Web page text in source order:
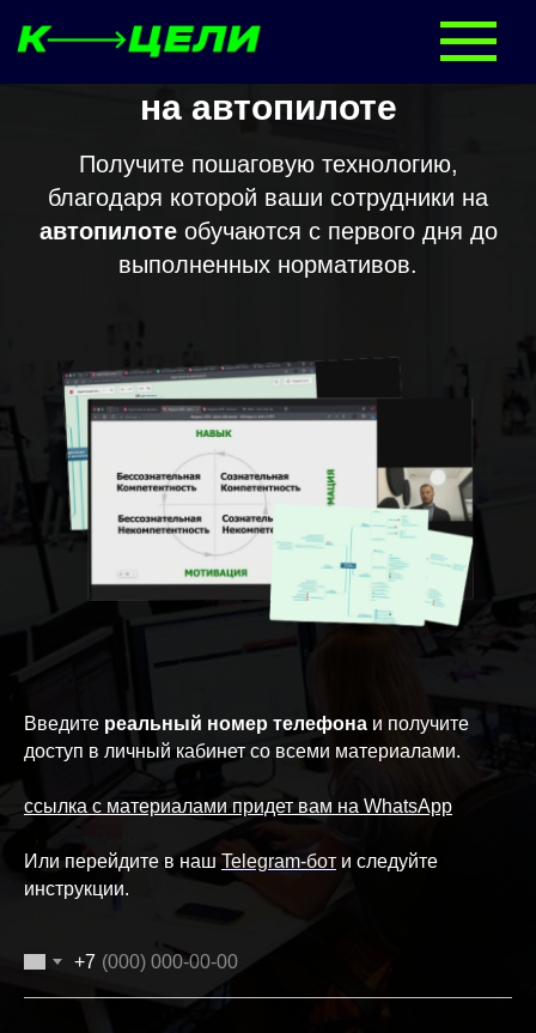
Обучение в отделе продаж
на автопилоте
Получите пошаговую технологию,
благодаря которой ваши сотрудники на
автопилотеобучаются с первого дня до
выполненных нормативов.
Введите реальный номер телефона и получите
доступ в личный кабинет со всеми материалами.
ссылка с материалами придет вам на WhatsApp
Или перейдите в наш Telegram-бот и следуйте
инструкции.
+7